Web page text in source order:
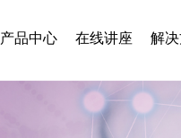
产品中心 在线讲座 解